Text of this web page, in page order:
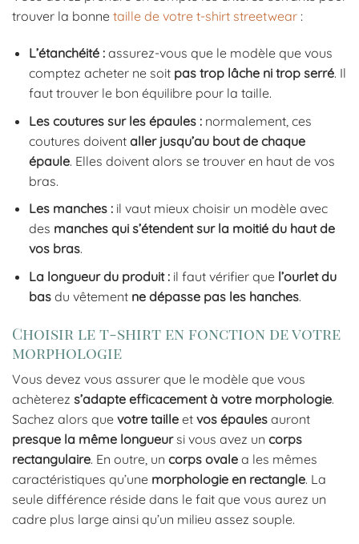
trouver la bonne taille de votre t-shirt streetwear :
L’étanchéité :assurez-vous que le modèle que vous
comptez acheter ne soit pas trop lâche ni trop serré. Il
faut trouver le bon équilibre pour la taille.
Les coutures sur les épaules :normalement, ces
coutures doivent aller jusqu’au bout de chaque
épaule. Elles doivent alors se trouver en haut de vos
bras.
Les manches :il vaut mieux choisir un modèle avec
des manches qui s’étendent sur la moitié du haut de
vos bras.
La longueur du produit :il faut vérifier que l’ourlet du
basdu vêtement ne dépasse pas les hanches.
Choisir le t-shirt en fonction de votre
morphologie
Vous devez vous assurer que le modèle que vous
achèterez s’adapte efficacement à votre morphologie.
Sachez alors que votre taille et vos épaules auront
presque la même longueursi vous avez un corps
rectangulaire. En outre, un corps ovale a les mêmes
caractéristiques qu’une morphologie en rectangle. La
seule différence réside dans le fait que vous aurez un
cadre plus large ainsi qu’un milieu assez souple.